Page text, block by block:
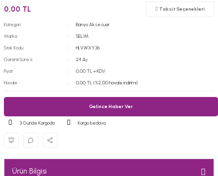
0,00 TL Taksit Seçenekleri
Kategori
Banyo Aksesuar
Marka
SELİM
Stok Kodu
HLVWXY36
Garanti Süresi
24 Ay
Fiyat
0,00 TL + KDV
Havale
0,00 TL (%2,00 havale indirimi)
Gelince Haber Ver
3 Günde Kargoda Kargo bedava
Ürün Bilgisi